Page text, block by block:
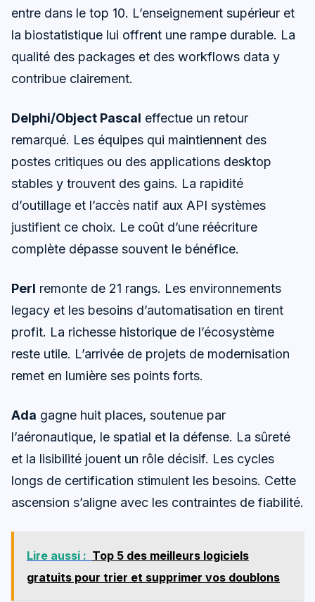
entre dans le top 10. L’enseignement supérieur et
la biostatistique lui offrent une rampe durable. La
qualité des packages et des workflows data y
contribue clairement.
Delphi/Object Pascal effectue un retour
remarqué. Les équipes qui maintiennent des
postes critiques ou des applications desktop
stables y trouvent des gains. La rapidité
d’outillage et l’accès natif aux API systèmes
justifient ce choix. Le coût d’une réécriture
complète dépasse souvent le bénéfice.
Perl remonte de 21 rangs. Les environnements
legacy et les besoins d’automatisation en tirent
profit. La richesse historique de l’écosystème
reste utile. L’arrivée de projets de modernisation
remet en lumière ses points forts.
Ada gagne huit places, soutenue par
l’aéronautique, le spatial et la défense. La sûreté
et la lisibilité jouent un rôle décisif. Les cycles
longs de certification stimulent les besoins. Cette
ascension s’aligne avec les contraintes de fiabilité.
Lire aussi : Top 5 des meilleurs logiciels
gratuits pour trier et supprimer vos doublons